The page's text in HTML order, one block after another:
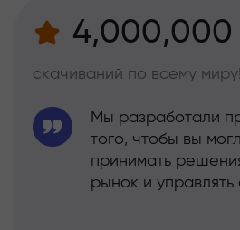
4,000,000
скачиваний по всему миру!
Мы разработали
того, чтобы вы
принимать
рынок и управлять